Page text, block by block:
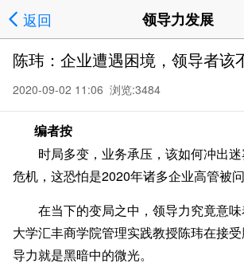
返回 领导力发展
陈玮：企业遭遇困境，领导者该
2020-09-02 11:06 浏览:3484
编者按
时局多变，业务承压，该如何冲出
危机，这恐怕是2020年诸多企业高管被问
在当下的变局之中，领导力究竟意
大学汇丰商学院管理实践教授陈玮在接
导力就是黑暗中的微光。